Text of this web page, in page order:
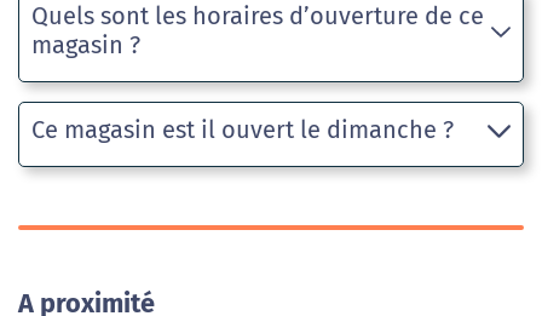
Quels sont les horaires d’ouverture de ce
magasin ?
Ce magasin est il ouvert le dimanche ?
A proximité